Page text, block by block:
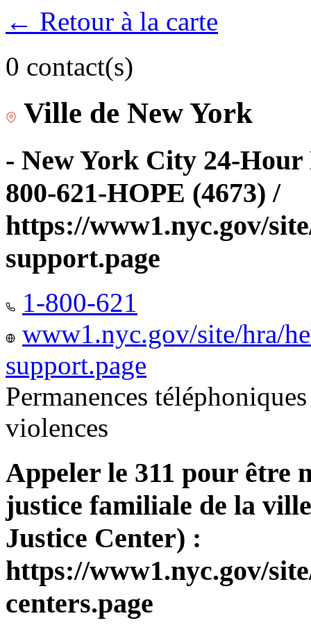
← Retour à la carte
0 contact(s)
Ville de New York
- New York City 24-
800-621-HOPE (4673) /
https://www1.nyc.gov/
support.page
1-800-621
www1.nyc.gov/site/hra/
support.page
Permanences
violences
Appeler le 311 pour être
justice familiale de la
Justice Center) :
https://www1.nyc.gov/
centers.page